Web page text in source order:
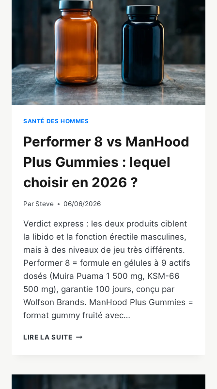
NOTRE
TOP
HOMME
TESTÉ
SANTÉ DES HOMMES
Performer 8 vs ManHood
Plus Gummies : lequel
choisir en 2026 ?
Par Steve 06/06/2026
Verdict express : les deux produits ciblent
la libido et la fonction érectile masculines,
mais à des niveaux de jeu très différents.
Performer 8 = formule en gélules à 9 actifs
dosés (Muira Puama 1 500 mg, KSM-66
500 mg), garantie 100 jours, conçu par
Wolfson Brands. ManHood Plus Gummies =
format gummy fruité avec…
LIRE LA SUITEPERFORMER
PLUS
GUMMIES